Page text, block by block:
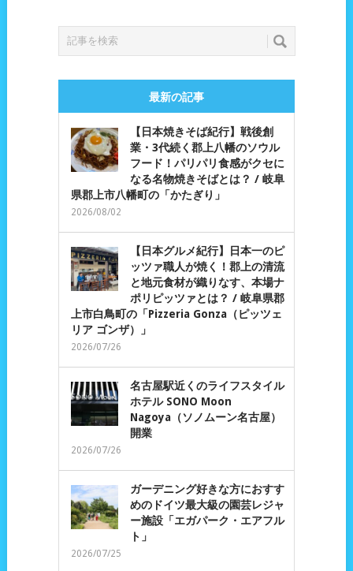
最新の記事
【日本焼きそば紀行】戦後創
業・3代続く郡上八幡のソウル
フード！パリパリ食感がクセに
なる名物焼きそばとは？ / 岐阜
県郡上市八幡町の「かたぎり」
2026/08/02
【日本グルメ紀行】日本一のピ
ッツァ職人が焼く！郡上の清流
と地元食材が織りなす、本場ナ
ポリピッツァとは？ / 岐阜県郡
上市白鳥町の「Pizzeria Gonza（ピッツェ
リア ゴンザ）」
2026/07/26
名古屋駅近くのライフスタイル
ホテル SONO Moon
Nagoya（ソノムーン名古屋）
開業
2026/07/26
ガーデニング好きな方におすす
めのドイツ最大級の園芸レジャ
ー施設「エガパーク・エアフル
ト」
2026/07/25